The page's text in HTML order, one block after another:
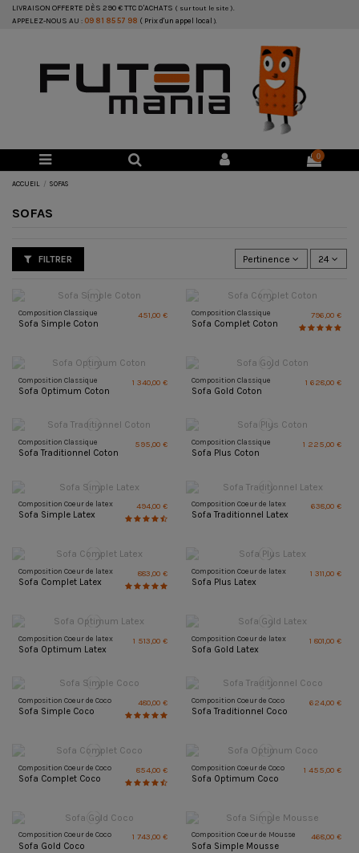
LIVRAISON OFFERTE DÈS 290 € TTC D'ACHATS ( sur tout le site ).
APPELEZ-NOUS AU : 09 81 85 57 98 ( Prix d'un appel local ).
0
ACCUEIL SOFAS
SOFAS
FILTRER Pertinence 24
Composition Classique
Sofa Simple Coton
451,00 € Composition Classique
Sofa Complet Coton
796,00 €
Composition Classique
Sofa Optimum Coton
1 340,00 € Composition Classique
Sofa Gold Coton
1 628,00 €
Composition Classique
Sofa Traditionnel Coton
595,00 € Composition Classique
Sofa Plus Coton
1 225,00 €
Composition Coeur de latex
Sofa Simple Latex
494,00 € Composition Coeur de latex
Sofa Traditionnel Latex
638,00 €
Composition Coeur de latex
Sofa Complet Latex
883,00 € Composition Coeur de latex
Sofa Plus Latex
1 311,00 €
Composition Coeur de latex
Sofa Optimum Latex
1 513,00 € Composition Coeur de latex
Sofa Gold Latex
1 801,00 €
Composition Coeur de Coco
Sofa Simple Coco
480,00 € Composition Coeur de Coco
Sofa Traditionnel Coco
624,00 €
Composition Coeur de Coco
Sofa Complet Coco
854,00 € Composition Coeur de Coco
Sofa Optimum Coco
1 455,00 €
Composition Coeur de Coco
Sofa Gold Coco
1 743,00 € Composition Coeur de Mousse
Sofa Simple Mousse
468,00 €